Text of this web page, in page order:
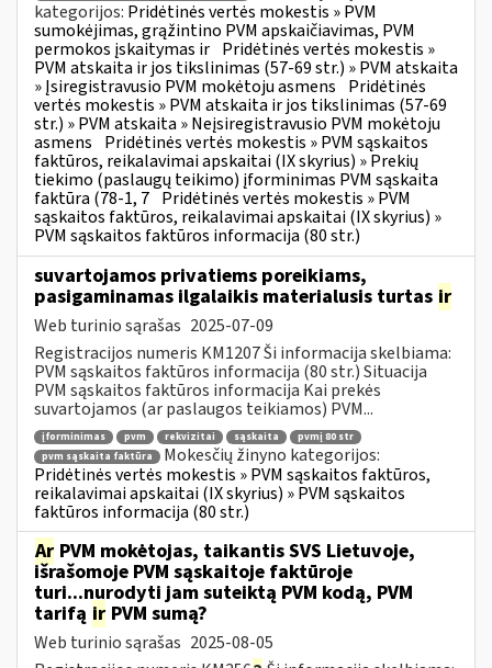
kategorijos: Pridėtinės vertės mokestis » PVM
sumokėjimas, grąžintino PVM apskaičiavimas, PVM
permokos įskaitymas ir Pridėtinės vertės mokestis »
PVM atskaita ir jos tikslinimas (57-69 str.) » PVM atskaita
» Įsiregistravusio PVM mokėtoju asmens Pridėtinės
vertės mokestis » PVM atskaita ir jos tikslinimas (57-69
str.) » PVM atskaita » Neįsiregistravusio PVM mokėtoju
asmens Pridėtinės vertės mokestis » PVM sąskaitos
faktūros, reikalavimai apskaitai (IX skyrius) » Prekių
tiekimo (paslaugų teikimo) įforminimas PVM sąskaita
faktūra (78-1, 7 Pridėtinės vertės mokestis » PVM
sąskaitos faktūros, reikalavimai apskaitai (IX skyrius) »
PVM sąskaitos faktūros informacija (80 str.)
suvartojamos privatiems poreikiams,
pasigaminamas ilgalaikis materialusis turtas ir
Web turinio sąrašas 2025-07-09
Registracijos numeris KM1207 Ši informacija skelbiama:
PVM sąskaitos faktūros informacija (80 str.) Situacija
PVM sąskaitos faktūros informacija Kai prekės
suvartojamos (ar paslaugos teikiamos) PVM...
įforminimas pvm rekvizitai sąskaita
pvmį 80 str
pvm sąskaita faktūra
Mokesčių žinyno kategorijos:
Pridėtinės vertės mokestis » PVM sąskaitos faktūros,
reikalavimai apskaitai (IX skyrius) » PVM sąskaitos
faktūros informacija (80 str.)
Ar PVM mokėtojas, taikantis SVS Lietuvoje,
išrašomoje PVM sąskaitoje faktūroje
turi...nurodyti jam suteiktą PVM kodą, PVM
tarifą ir PVM sumą?
Web turinio sąrašas 2025-08-05